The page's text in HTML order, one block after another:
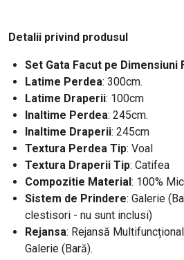
Detalii privind produsul
Set Gata Facut pe Dimensiuni
Latime Perdea: 300cm.
Latime Draperii: 100cm
Inaltime Perdea: 245cm.
Inaltime Draperii: 245cm
Textura Perdea Tip: Voal
Textura Draperii Tip: Catifea
Compozitie Material: 100%
Sistem de Prindere: Galerie
clestisori - nu sunt inclusi)
Rejansa: Rejansă
Galerie (Bară).